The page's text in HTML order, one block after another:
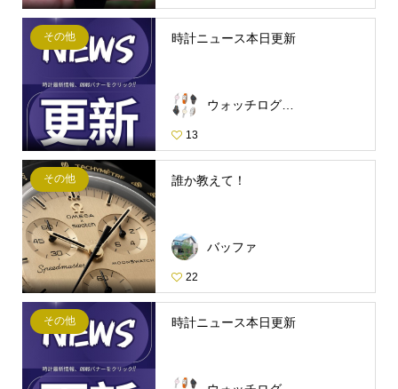
その他 時計ニュース本日更新
ウォッチログ・スタッフ
13
その他 誰か教えて！
バッファ
22
その他 時計ニュース本日更新